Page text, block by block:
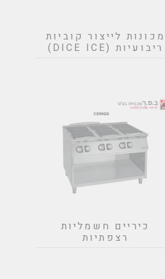
מכונות לייצור קוביות
ריבועיות (DICE ICE)
כיריים חשמליות
רצפתיות